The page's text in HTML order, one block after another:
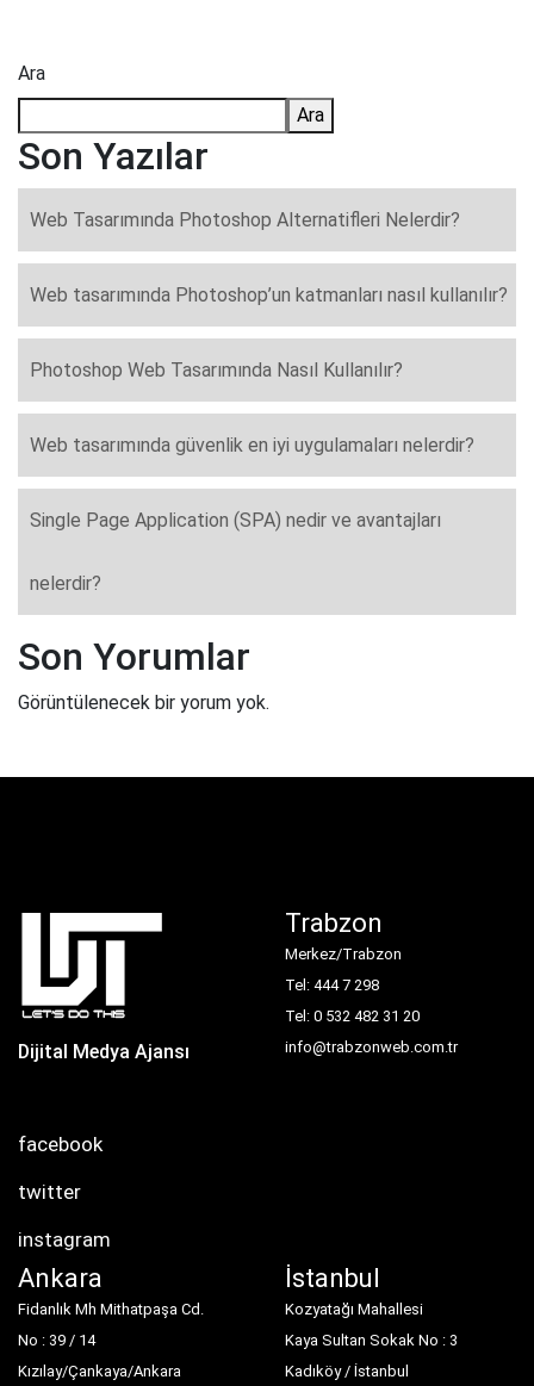
Ara
Ara
Son Yazılar
Web Tasarımında Photoshop Alternatifleri Nelerdir?
Web tasarımında Photoshop’un katmanları nasıl kullanılır?
Photoshop Web Tasarımında Nasıl Kullanılır?
Web tasarımında güvenlik en iyi uygulamaları nelerdir?
Single Page Application (SPA) nedir ve avantajları
nelerdir?
Son Yorumlar
Görüntülenecek bir yorum yok.
Dijital Medya Ajansı
facebook
twitter
instagram
Trabzon
Merkez/Trabzon
Tel: 444 7 298
Tel: 0 532 482 31 20
info@trabzonweb.com.tr
Ankara
Fidanlık Mh Mithatpaşa Cd.
No : 39 / 14
Kızılay/Çankaya/Ankara
İstanbul
Kozyatağı Mahallesi
Kaya Sultan Sokak No : 3
Kadıköy / İstanbul